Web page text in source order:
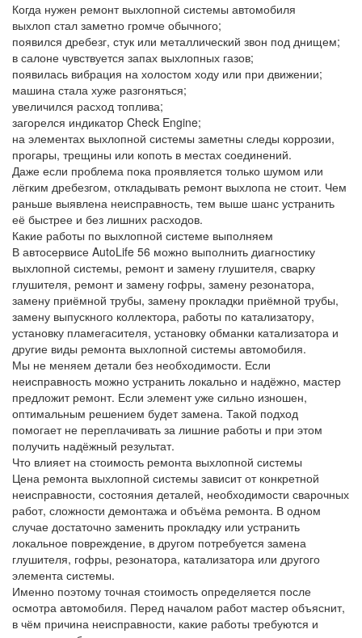
Когда нужен ремонт выхлопной системы автомобиля
выхлоп стал заметно громче обычного;
появился дребезг, стук или металлический звон под днищем;
в салоне чувствуется запах выхлопных газов;
появилась вибрация на холостом ходу или при движении;
машина стала хуже разгоняться;
увеличился расход топлива;
загорелся индикатор Check Engine;
на элементах выхлопной системы заметны следы коррозии,
прогары, трещины или копоть в местах соединений.
Даже если проблема пока проявляется только шумом или
лёгким дребезгом, откладывать ремонт выхлопа не стоит. Чем
раньше выявлена неисправность, тем выше шанс устранить
её быстрее и без лишних расходов.
Какие работы по выхлопной системе выполняем
В автосервисе AutoLife 56 можно выполнить диагностику
выхлопной системы, ремонт и замену глушителя, сварку
глушителя, ремонт и замену гофры, замену резонатора,
замену приёмной трубы, замену прокладки приёмной трубы,
замену выпускного коллектора, работы по катализатору,
установку пламегасителя, установку обманки катализатора и
другие виды ремонта выхлопной системы автомобиля.
Мы не меняем детали без необходимости. Если
неисправность можно устранить локально и надёжно, мастер
предложит ремонт. Если элемент уже сильно изношен,
оптимальным решением будет замена. Такой подход
помогает не переплачивать за лишние работы и при этом
получить надёжный результат.
Что влияет на стоимость ремонта выхлопной системы
Цена ремонта выхлопной системы зависит от конкретной
неисправности, состояния деталей, необходимости сварочных
работ, сложности демонтажа и объёма ремонта. В одном
случае достаточно заменить прокладку или устранить
локальное повреждение, в другом потребуется замена
глушителя, гофры, резонатора, катализатора или другого
элемента системы.
Именно поэтому точная стоимость определяется после
осмотра автомобиля. Перед началом работ мастер объяснит,
в чём причина неисправности, какие работы требуются и